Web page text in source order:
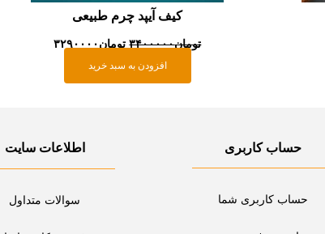
کیف آیپد چرم طبیعی
تومان۳۴۰۰۰۰۰ تومان۳۲۹۰۰۰۰
افزودن به سبد خرید
حساب کاربری
حساب کاربری شما
اطلاعات سایت
سوالات متداول